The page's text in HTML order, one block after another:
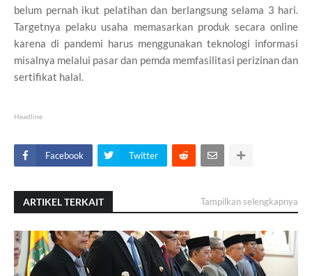
belum pernah ikut pelatihan dan berlangsung selama 3 hari.
Targetnya pelaku usaha memasarkan produk secara online
karena di pandemi harus menggunakan teknologi informasi
misalnya melalui pasar dan pemda memfasilitasi perizinan dan
sertifikat halal.
Headline
Facebook Twitter
ARTIKEL TERKAIT Tampilkan selengkapnya